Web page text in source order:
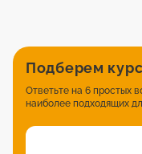
Подберем
Ответьте на 6 простых
наиболее подходящих